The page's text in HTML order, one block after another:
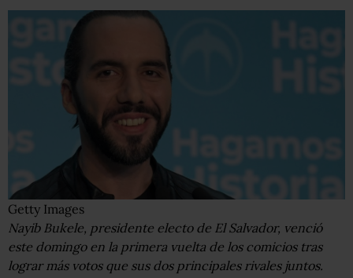
Getty Images
Nayib Bukele, presidente electo de El Salvador, venció
este domingo en la primera vuelta de los comicios tras
lograr más votos que sus dos principales rivales juntos.